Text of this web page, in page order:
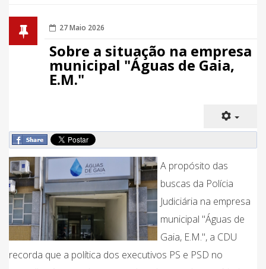
27 Maio 2026
Sobre a situação na empresa
municipal "Águas de Gaia,
E.M."
A propósito das
buscas da Polícia
Judiciária na empresa
municipal "Águas de
Gaia, E.M.", a CDU
recorda que a política dos executivos PS e PSD no